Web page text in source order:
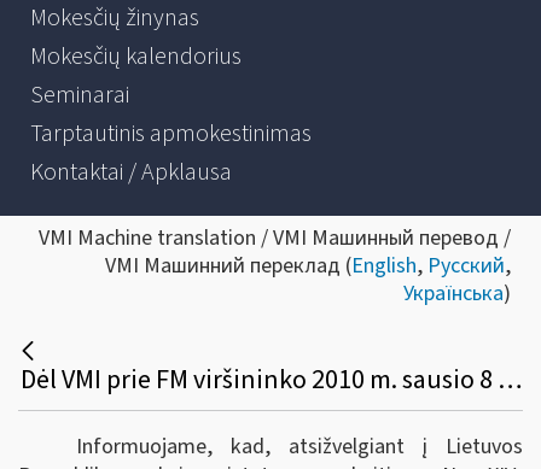
Mokesčių žinynas
Mokesčių kalendorius
Seminarai
Tarptautinis apmokestinimas
Kontaktai / Apklausa
VMI Machine translation / VMI Машинный перевод /
VMI Машинний переклад (English, Русский,
Українська)
Dėl VMI prie FM viršininko 2010 m. sausio 8 d. įsakymo Nr. VA-6 pakeitimo
Informuojame, kad, atsižvelgiant į Lietuvos